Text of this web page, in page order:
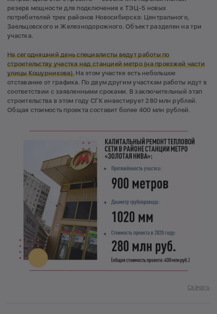
резерв мощности для подключения к ТЭЦ-5 новых
потребителей трех районов Новосибирска: Центрального,
Заельцовского и Железнодорожного. Объект разделен на три
участка.
На сегодняшний день специалисты ведут работы по
строительству участка над станцией метро (на проезжей части
улицы Кошурникова). На этом участке есть небольшое
отставание от графика. По двум другим участкам работы идут в
соответствии с заявленными сроками. В заключительный этап
строительства в этом году СГК инвестирует 280 млн рублей.
Общая стоимость проекта составит более 400 млн рублей.
Скачать